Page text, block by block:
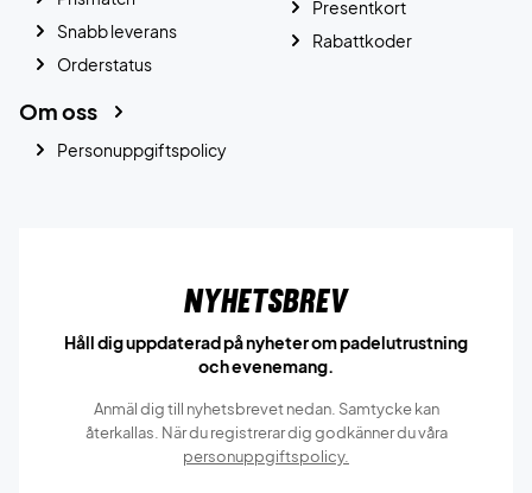
Snabb leverans
Orderstatus
Presentkort
Rabattkoder
Om oss
Personuppgiftspolicy
Nyhetsbrev
Håll dig uppdaterad på nyheter om padelutrustning
och evenemang.
Anmäl dig till nyhetsbrevet nedan. Samtycke kan
återkallas. När du registrerar dig godkänner du våra
personuppgiftspolicy.